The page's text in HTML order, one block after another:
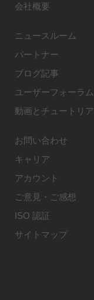
会社概要
ニュースルーム
パートナー
ブログ記事
ユーザーフォーラム
動画とチュートリ
お問い合わせ
キャリア
アカウント
ご意見・ご感想
ISO 認証
サイトマップ